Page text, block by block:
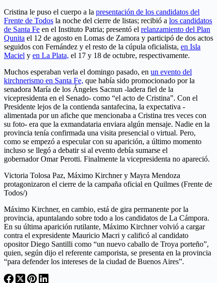
Cristina le puso el cuerpo a la presentación de los candidatos del
Frente de Todos la noche del cierre de listas; recibió a los candidatos
de Santa Fe en el Instituto Patria; presentó el relanzamiento del Plan
Qunita el 12 de agosto en Lomas de Zamora y participó de dos actos
seguidos con Fernández y el resto de la cúpula oficialista, en Isla
Maciel y en La Plata, el 17 y 18 de octubre, respectivamente.
Muchos esperaban verla el domingo pasado, en un evento del
kirchnerismo en Santa Fe, que había sido promocionado por la
senadora María de los Ángeles Sacnun -ladera fiel de la
vicepresidenta en el Senado- como “el acto de Cristina”. Con el
Presidente lejos de la contienda santafecina, la expectativa -
alimentada por un afiche que mencionaba a Cristina tres veces con
su foto- era que la exmandataria enviara algún mensaje. Nadie en la
provincia tenía confirmada una visita presencial o virtual. Pero,
como se empezó a especular con su aparición, a último momento
incluso se llegó a debatir si al evento debía sumarse el
gobernador Omar Perotti. Finalmente la vicepresidenta no apareció.
Victoria Tolosa Paz, Máximo Kirchner y Mayra Mendoza
protagonizaron el cierre de la campaña oficial en Quilmes (Frente de
Todos/)
Máximo Kirchner, en cambio, está de gira permanente por la
provincia, apuntalando sobre todo a los candidatos de La Cámpora.
En su última aparición rutilante, Máximo Kirchner volvió a cargar
contra el expresidente Mauricio Macri y calificó al candidato
opositor Diego Santilli como “un nuevo caballo de Troya porteño”,
quien, según dijo el referente camporista, se presenta en la provincia
“para defender los intereses de la ciudad de Buenos Aires”.